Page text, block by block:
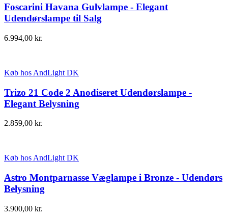
Foscarini Havana Gulvlampe - Elegant
Udendørslampe til Salg
6.994,00 kr.
Køb hos AndLight DK
Trizo 21 Code 2 Anodiseret Udendørslampe -
Elegant Belysning
2.859,00 kr.
Køb hos AndLight DK
Astro Montparnasse Væglampe i Bronze - Udendørs
Belysning
3.900,00 kr.